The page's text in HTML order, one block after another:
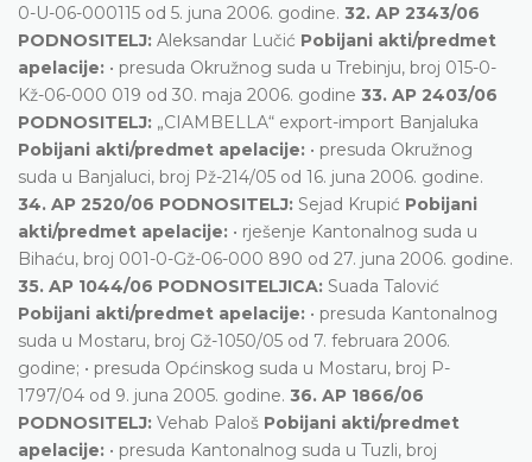
0-U-06-000115 od 5. juna 2006. godine. 32. AP 2343/06
PODNOSITELJ: Aleksandar Lučić Pobijani akti/predmet
apelacije: • presuda Okružnog suda u Trebinju, broj 015-0-
Kž-06-000 019 od 30. maja 2006. godine 33. AP 2403/06
PODNOSITELJ: „CIAMBELLA“ export-import Banjaluka
Pobijani akti/predmet apelacije: • presuda Okružnog
suda u Banjaluci, broj Pž-214/05 od 16. juna 2006. godine.
34. AP 2520/06 PODNOSITELJ: Sejad Krupić Pobijani
akti/predmet apelacije: • rješenje Kantonalnog suda u
Bihaću, broj 001-0-Gž-06-000 890 od 27. juna 2006. godine.
35. AP 1044/06 PODNOSITELJICA: Suada Talović
Pobijani akti/predmet apelacije: • presuda Kantonalnog
suda u Mostaru, broj Gž-1050/05 od 7. februara 2006.
godine; • presuda Općinskog suda u Mostaru, broj P-
1797/04 od 9. juna 2005. godine. 36. AP 1866/06
PODNOSITELJ: Vehab Paloš Pobijani akti/predmet
apelacije: • presuda Kantonalnog suda u Tuzli, broj